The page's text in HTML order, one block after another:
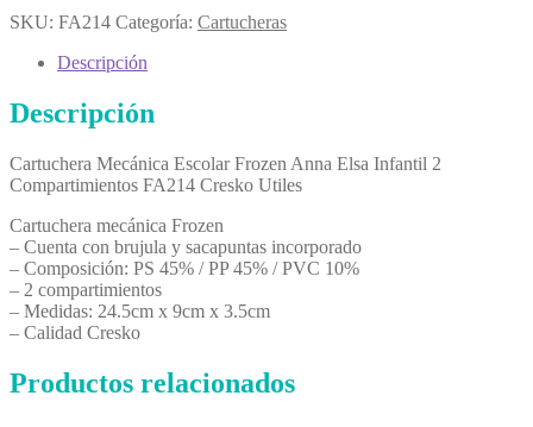
SKU: FA214 Categoría: Cartucheras
Descripción
Descripción
Cartuchera Mecánica Escolar Frozen Anna Elsa Infantil 2
Compartimientos FA214 Cresko Utiles
Cartuchera mecánica Frozen
– Cuenta con brujula y sacapuntas incorporado
– Composición: PS 45% / PP 45% / PVC 10%
– 2 compartimientos
– Medidas: 24.5cm x 9cm x 3.5cm
– Calidad Cresko
Productos relacionados